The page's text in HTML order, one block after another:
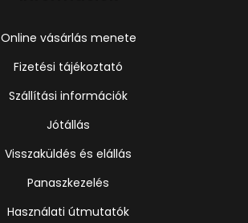
Online vásárlás menete
Fizetési tájékoztató
Szállítási információk
Jótállás
Visszaküldés és elállás
Panaszkezelés
Használati útmutatók